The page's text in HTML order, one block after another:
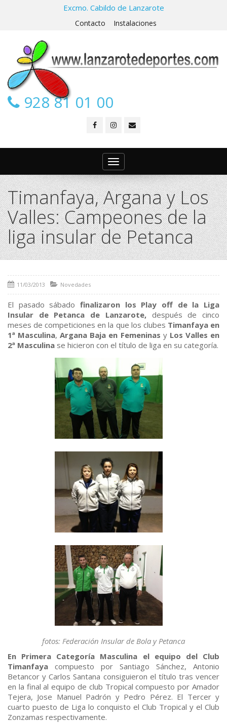
Excmo. Cabildo de Lanzarote
Contacto Instalaciones
928 81 01 00
Toggle
navigation
Timanfaya, Argana y Los
Valles: Campeones de la
liga insular de Petanca
11/03/2013 Novedades
El pasado sábado finalizaron los Play off de la Liga
Insular de Petanca de Lanzarote,después de cinco
meses de competiciones en la que los clubes Timanfaya en
1ª Masculina,Argana Baja en Femeninas y Los Valles en
2ª Masculina se hicieron con el título de liga en su categoría.
fotos: Federación Insular de Bola y Petanca
En Primera Categoría Masculina el equipo del Club
Timanfaya compuesto por Santiago Sánchez, Antonio
Betancor y Carlos Santana consiguieron el título tras vencer
en la final al equipo de club Tropical compuesto por Amador
Tejera, Jose Manuel Padrón y Pedro Pérez. El Tercer y
cuarto puesto de Liga lo conquisto el Club Tropical y el Club
Zonzamas respectivamente.